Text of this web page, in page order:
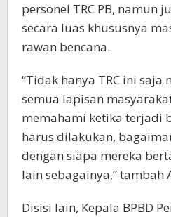
personel TRC PB, namun
secara luas khususnya
rawan bencana.
“Tidak hanya TRC ini
semua lapisan
memahami ketika terjadi
harus dilakukan,
dengan siapa mereka
lain sebagainya,” tambah
Disisi lain, Kepala BPBD